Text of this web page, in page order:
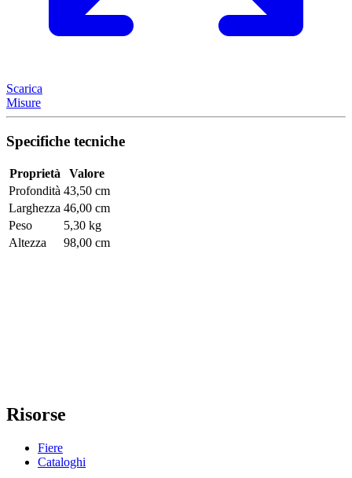
Scarica
Misure
Specifiche tecniche
Proprietà
Valore
Profondità 43,50 cm
Larghezza 46,00 cm
Peso
5,30 kg
Altezza
98,00 cm
Risorse
Fiere
Cataloghi